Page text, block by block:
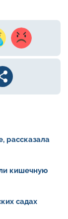
рассказала
кишечную
садах